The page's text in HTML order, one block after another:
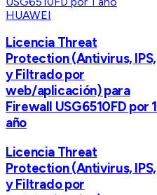
HUAWEI
Licencia Threat
Protection (Antivirus, IPS,
y Filtrado por
web/aplicación) para
Firewall USG6510FD por 1
año
Licencia Threat
Protection (Antivirus, IPS,
y Filtrado por